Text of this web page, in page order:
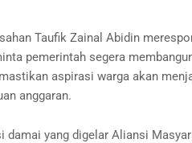
Taufik Zainal Abidin
pemerintah segera
aspirasi warga akan
anggaran.
yang digelar Aliansi